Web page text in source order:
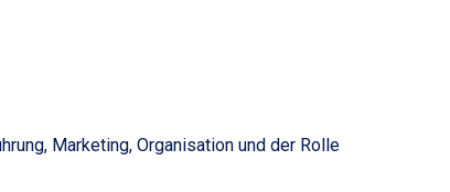
Marketing, Organisation und der Rolle